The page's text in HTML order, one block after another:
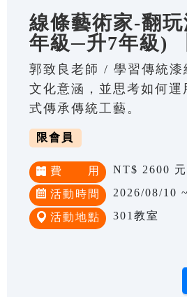
線條藝術家-翻
年級─升7年級)
郭致良老師 / 學習傳統漆
文化意涵，並思考如何運
式傳承傳統工藝。
限會員
費 用 NT$ 2600 元
活動時間 2026/08/10
活動地點 301教室